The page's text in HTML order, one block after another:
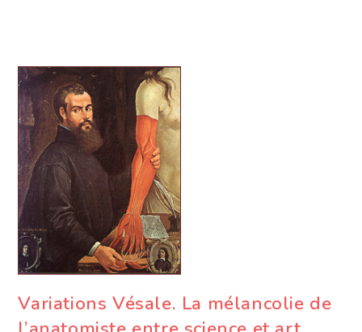
Variations Vésale. La mélancolie de